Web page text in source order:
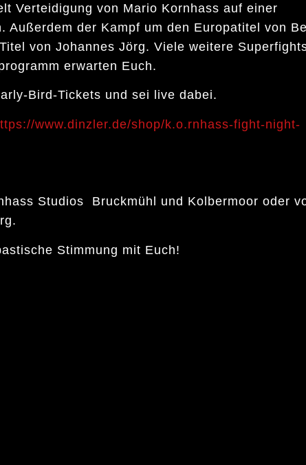
Verteidigung von Mario Kornhass auf einer
Außerdem der Kampf um den Europatitel von
von Johannes Jörg. Viele weitere
erwarten Euch.
Bird-Tickets und sei live dabei.
www.dinzler.de/shop/k.o.rnhass-fight-night-
Studios Bruckmühl und Kolbermoor oder
Stimmung mit Euch!